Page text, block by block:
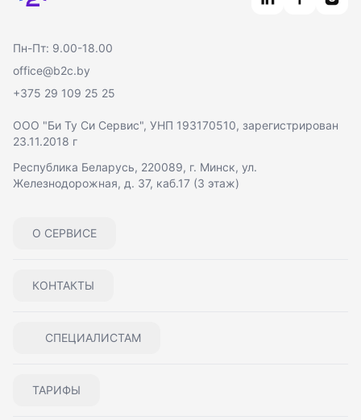
Пн-Пт: 9.00-18.00
office@b2c.by
+375 29 109 25 25
О СЕРВИСЕ
КОНТАКТЫ
СПЕЦИАЛИСТАМ
ТАРИФЫ
ООО "Би Ту Си Сервис", УНП 193170510, зарегистрирован
23.11.2018 г
Республика Беларусь, 220089, г. Минск, ул.
Железнодорожная, д. 37, каб.17 (3 этаж)